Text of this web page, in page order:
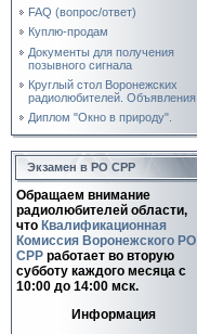
FAQ (вопрос/ответ)
Куплю-продам
Документы для получения
позывного сигнала
Круглый стол Воронежских
радиолюбителей. Объявления.
Диплом "Окно в природу".
Экзамен в РО СРР
Обращаем внимание
радиолюбителей области,
что Квалификационная
Комиссия Воронежского РО
СРР работает во вторую
субботу каждого месяца c
10:00 до 14:00 мск.
Информация